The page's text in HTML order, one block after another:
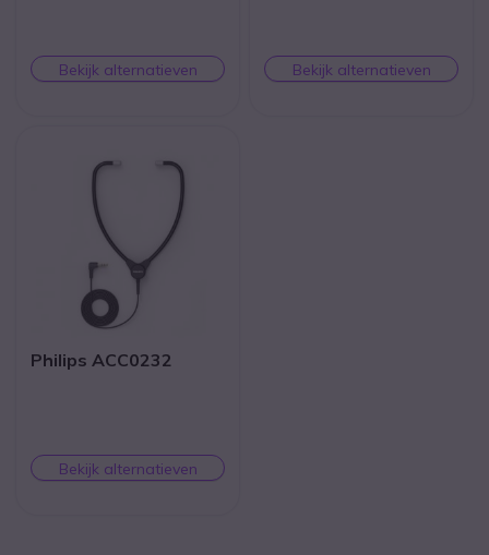
Bekijk alternatieven Bekijk alternatieven
Philips ACC0232
Bekijk alternatieven